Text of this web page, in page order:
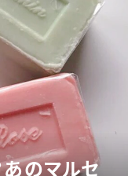
あのマルセ